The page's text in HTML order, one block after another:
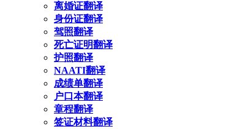
离婚证翻译
身份证翻译
驾照翻译
死亡证明翻译
护照翻译
NAATI翻译
成绩单翻译
户口本翻译
章程翻译
签证材料翻译